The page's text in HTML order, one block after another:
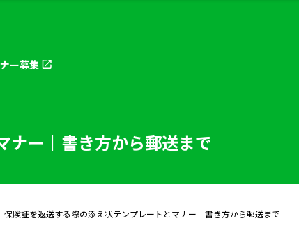
ー募集
ナー｜書き方から郵送まで
保険証を返送する際の添え状テンプレートとマナー｜書き方から郵送まで